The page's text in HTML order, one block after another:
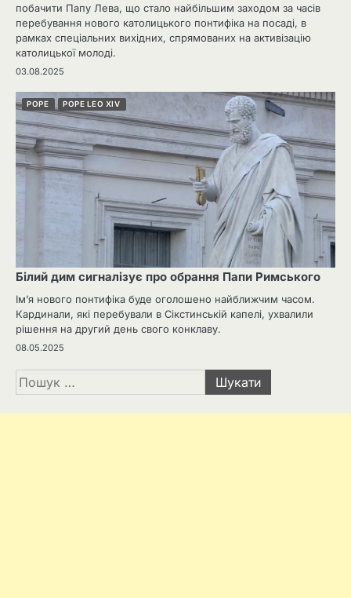
побачити Папу Лева, що стало найбільшим заходом за часів
перебування нового католицького понтифіка на посаді, в
рамках спеціальних вихідних, спрямованих на активізацію
католицької молоді.
03.08.2025
POPE POPE LEO XIV
Білий дим сигналізує про обрання Папи Римського
Ім’я нового понтифіка буде оголошено найближчим часом.
Кардинали, які перебували в Сікстинській капелі, ухвалили
рішення на другий день свого конклаву.
08.05.2025
Пошук: